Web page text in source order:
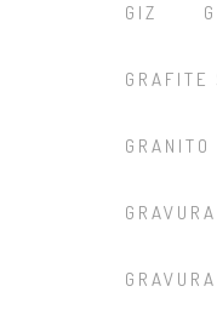
GIZ
GRAFITE
GRANITO